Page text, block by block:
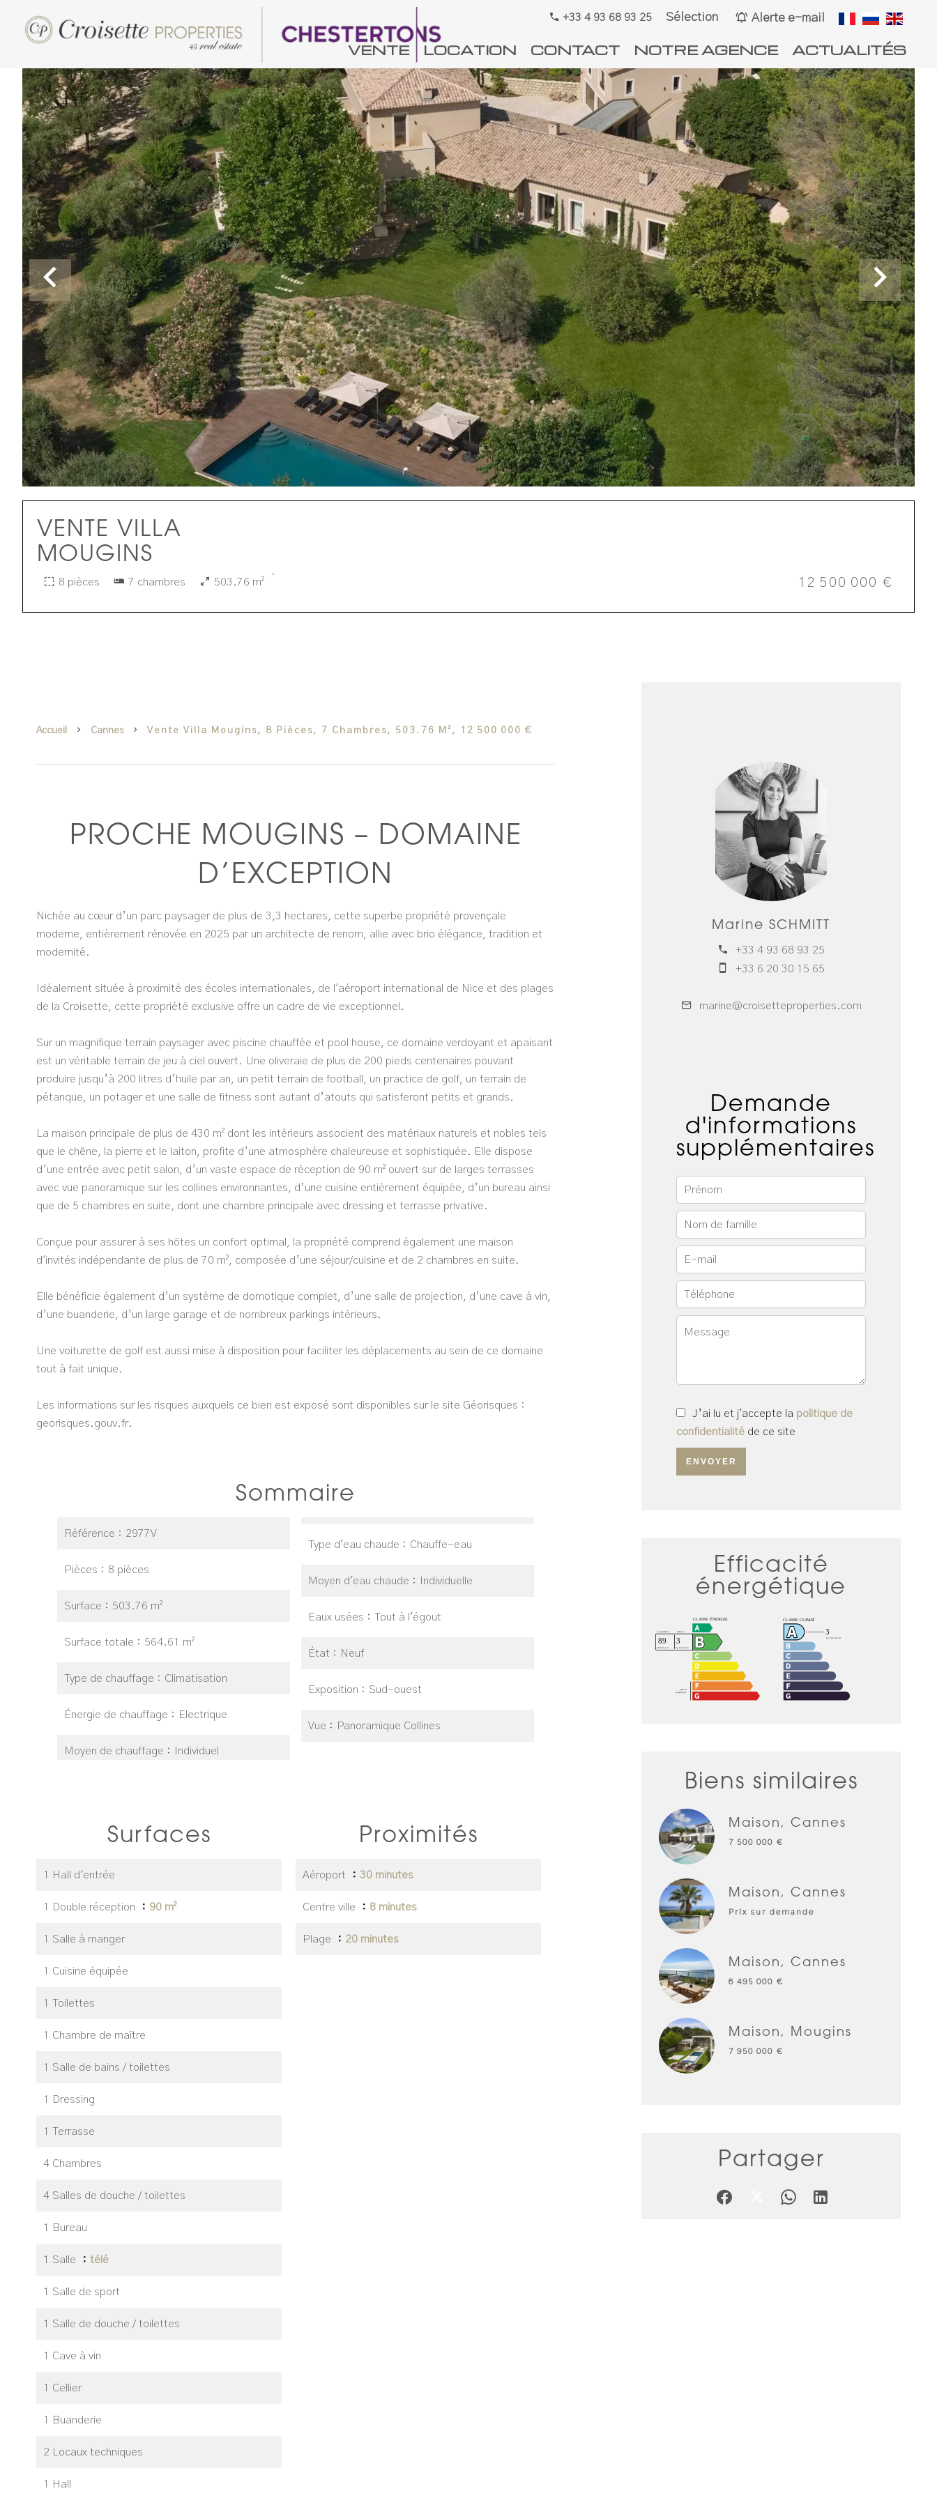
+33 4 93 68 93 25 Sélection Alerte e-mail
VENTE LOCATION CONTACT NOTRE AGENCE ACTUALITÉS
VENTE VILLA
MOUGINS
8 pièces 7 chambres 503.76 m² 12 500 000 €
·
Accueil Cannes Vente Villa Mougins, 8 Pièces, 7 Chambres, 503.76 M², 12 500 000 €
PROCHE MOUGINS – DOMAINE
D’EXCEPTION
Nichée au cœur d’un parc paysager de plus de 3,3 hectares, cette superbe propriété provençale
moderne, entièrement rénovée en 2025 par un architecte de renom, allie avec brio élégance, tradition et
modernité.
Idéalement située à proximité des écoles internationales, de l'aéroport international de Nice et des plages
de la Croisette, cette propriété exclusive offre un cadre de vie exceptionnel.
Sur un magnifique terrain paysager avec piscine chauffée et pool house, ce domaine verdoyant et apaisant
est un véritable terrain de jeu à ciel ouvert. Une oliveraie de plus de 200 pieds centenaires pouvant
produire jusqu’à 200 litres d’huile par an, un petit terrain de football, un practice de golf, un terrain de
pétanque, un potager et une salle de fitness sont autant d’atouts qui satisferont petits et grands.
La maison principale de plus de 430 m² dont les intérieurs associent des matériaux naturels et nobles tels
que le chêne, la pierre et le laiton, profite d’une atmosphère chaleureuse et sophistiquée. Elle dispose
d’une entrée avec petit salon, d’un vaste espace de réception de 90 m² ouvert sur de larges terrasses
avec vue panoramique sur les collines environnantes, d’une cuisine entièrement équipée, d’un bureau ainsi
que de 5 chambres en suite, dont une chambre principale avec dressing et terrasse privative.
Conçue pour assurer à ses hôtes un confort optimal, la propriété comprend également une maison
d'invités indépendante de plus de 70 m², composée d’une séjour/cuisine et de 2 chambres en suite.
Elle bénéficie également d’un système de domotique complet, d’une salle de projection, d’une cave à vin,
d’une buanderie, d’un large garage et de nombreux parkings intérieurs.
Une voiturette de golf est aussi mise à disposition pour faciliter les déplacements au sein de ce domaine
tout à fait unique.
Les informations sur les risques auxquels ce bien est exposé sont disponibles sur le site Géorisques :
georisques.gouv.fr.
Sommaire
Référence 2977V
Pièces 8 pièces
Surface 503.76 m²
Surface totale 564.61 m²
Type de chauffage Climatisation
Énergie de chauffage Electrique
Moyen de chauffage Individuel
Type d'eau chaude Chauffe-eau
Moyen d'eau chaude Individuelle
Eaux usées Tout à l'égout
État Neuf
Exposition Sud-ouest
Vue Panoramique Collines
Surfaces
1 Hall d'entrée
1 Double réception 90 m²
1 Salle à manger
1 Cuisine équipée
1 Toilettes
1 Chambre de maître
1 Salle de bains / toilettes
1 Dressing
1 Terrasse
4 Chambres
4 Salles de douche / toilettes
1 Bureau
1 Salle télé
1 Salle de sport
1 Salle de douche / toilettes
1 Cave à vin
1 Cellier
1 Buanderie
2 Locaux techniques
1 Hall
Proximités
Aéroport 30 minutes
Centre ville 8 minutes
Plage 20 minutes
Marine SCHMITT
+33 4 93 68 93 25
+33 6 20 30 15 65
marine@croisetteproperties.com
Demande
d'informations
supplémentaires
J’ai lu et j'accepte la politique de
confidentialité de ce site
ENVOYER
Efficacité
énergétique
Biens similaires
Maison, Cannes
7 500 000 €
Maison, Cannes
Prix sur demande
Maison, Cannes
6 495 000 €
Maison, Mougins
7 950 000 €
Partager